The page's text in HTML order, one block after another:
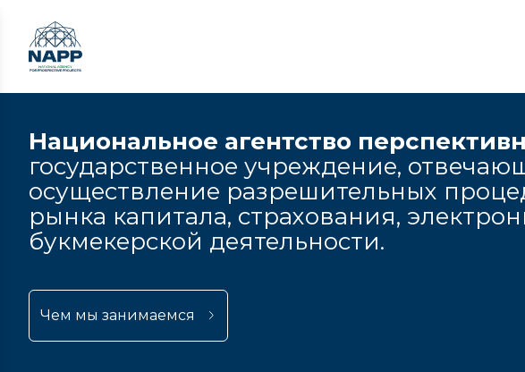
Национальное агентство
государственное учреждение,
осуществление разрешительных
рынка капитала, страхования,
букмекерской деятельности.
Чем мы занимаемся